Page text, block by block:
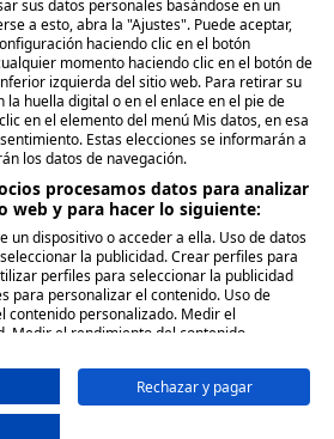
sus datos personales basándose en un
a esto, abra la "Ajustes". Puede aceptar,
haciendo clic en el botón
momento haciendo clic en el botón de
izquierda del sitio web. Para retirar su
la huella digital o en el enlace en el pie de
en el elemento del menú Mis datos, en esa
Estas elecciones se informarán a
los datos de navegación.
procesamos datos para analizar
web y para hacer lo siguiente:
un dispositivo o acceder a ella. Uso de datos
la publicidad. Crear perfiles para
perfiles para seleccionar la publicidad
para personalizar el contenido. Uso de
contenido personalizado. Medir el
Medir el rendimiento del contenido.
de diferentes fuentes. Desarrollo y
de datos limitados con el objetivo de
fuera de la Unión Europea y enviarse a EE.
Rechazar y pagar